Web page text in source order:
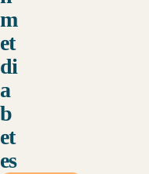
m
et
di
a
b
et
es